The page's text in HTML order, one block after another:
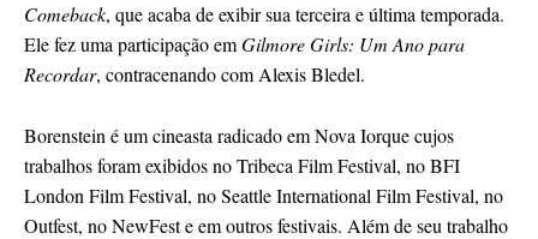
Comeback, que acaba de exibir sua terceira e última temporada.
Ele fez uma participação emGilmore Girls: Um Ano para
Recordar, contracenando com Alexis Bledel.
Borenstein é um cineasta radicado em Nova Iorque cujos
trabalhos foram exibidos no Tribeca Film Festival, no BFI
London Film Festival, no Seattle International Film Festival, no
Outfest, no NewFest e em outros festivais. Além de seu trabalho